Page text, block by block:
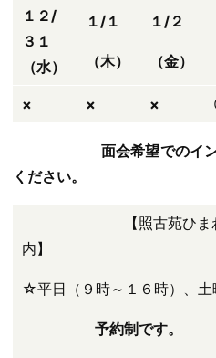
１２/
３１
（水）
１/１
（木）
１/２
（金）
× × ×
面会希望でのインタ
ください。
【照古苑ひまわり
内】
☆平日（９時～１６時）、土
予約制です。